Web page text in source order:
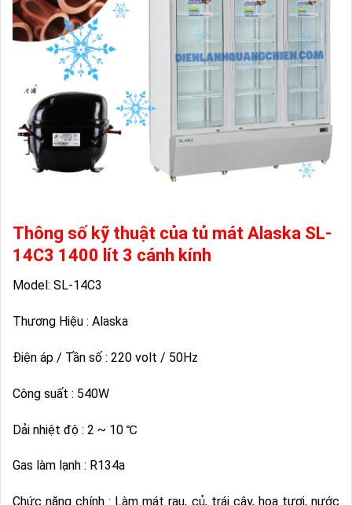
Thông số kỹ thuật của tủ mát Alaska SL-
14C3 1400 lít 3 cánh kính
Model: SL-14C3
Thương Hiệu : Alaska
Điện áp / Tần số : 220 volt / 50Hz
Công suất : 540W
Dải nhiệt độ : 2 ~ 10 ℃
Gas làm lạnh : R134a
Chức năng chính : Làm mát rau, củ, trái cây, hoa tươi, nước